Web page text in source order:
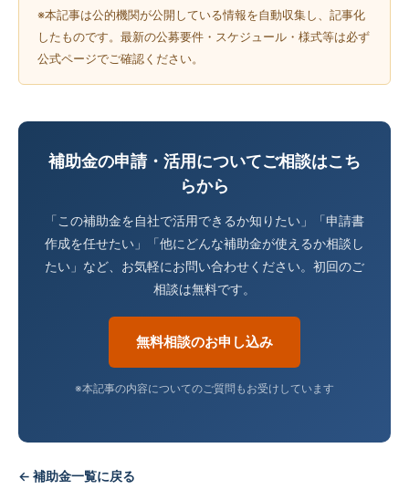
※本記事は公的機関が公開している情報を自動収集し、記事化
したものです。最新の公募要件・スケジュール・様式等は必ず
公式ページでご確認ください。
補助金の申請・活用についてご相談はこち
らから
「この補助金を自社で活用できるか知りたい」「申請書
作成を任せたい」「他にどんな補助金が使えるか相談し
たい」など、お気軽にお問い合わせください。初回のご
相談は無料です。
無料相談のお申し込み
※本記事の内容についてのご質問もお受けしています
← 補助金一覧に戻る